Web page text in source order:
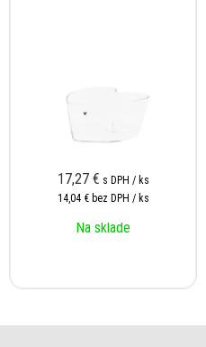
17,27 € s DPH / ks
14,04 € bez DPH / ks
Na sklade